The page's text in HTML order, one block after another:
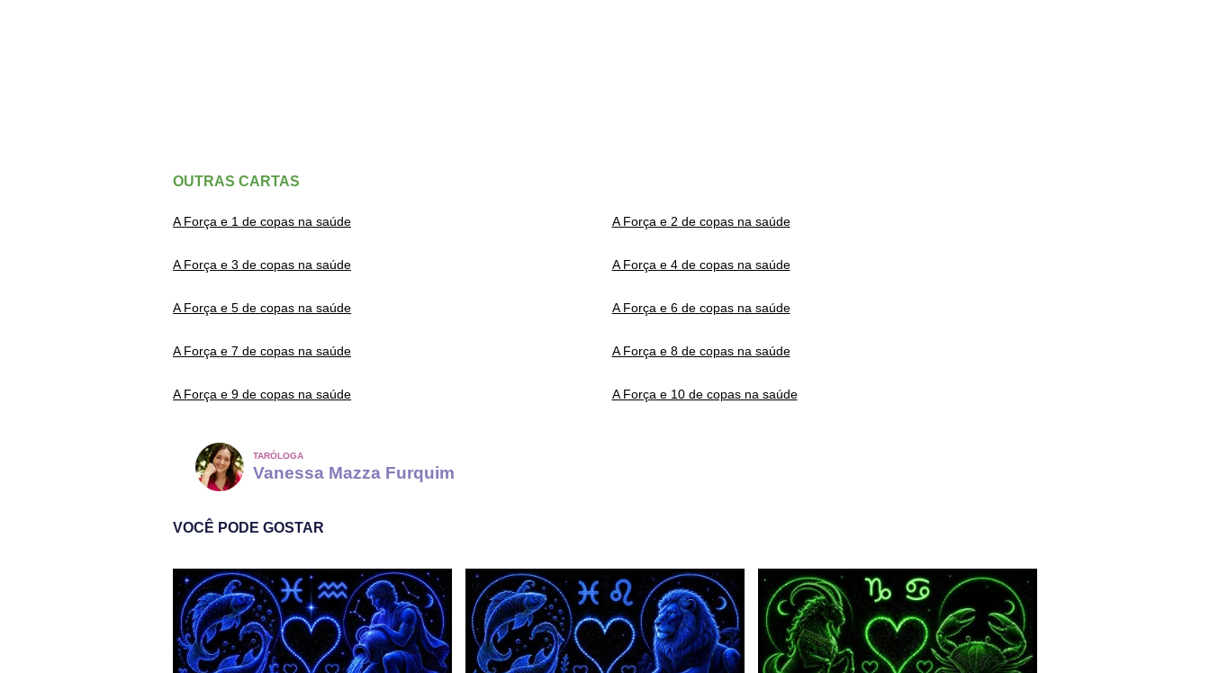
OUTRAS CARTAS
A Força e 1 de copas na saúde A Força e 2 de copas na saúde
A Força e 3 de copas na saúde A Força e 4 de copas na saúde
A Força e 5 de copas na saúde A Força e 6 de copas na saúde
A Força e 7 de copas na saúde A Força e 8 de copas na saúde
A Força e 9 de copas na saúde A Força e 10 de copas na saúde
TARÓLOGA
Vanessa Mazza Furquim
VOCÊ PODE GOSTAR